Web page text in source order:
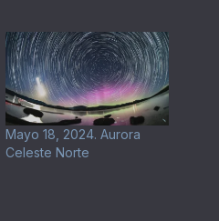
Mayo 18, 2024. Aurora
Celeste Norte